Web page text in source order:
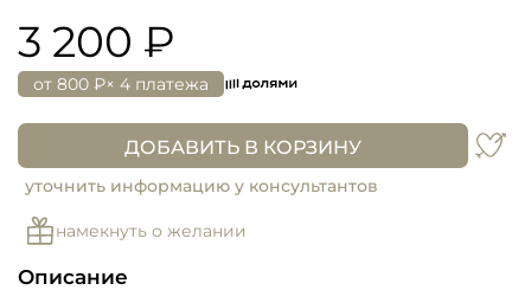
3 200 ₽
от 800 ₽× 4 платежа
ДОБАВИТЬ В КОРЗИНУ
уточнить информацию у консультантов
намекнуть о желании
Описание